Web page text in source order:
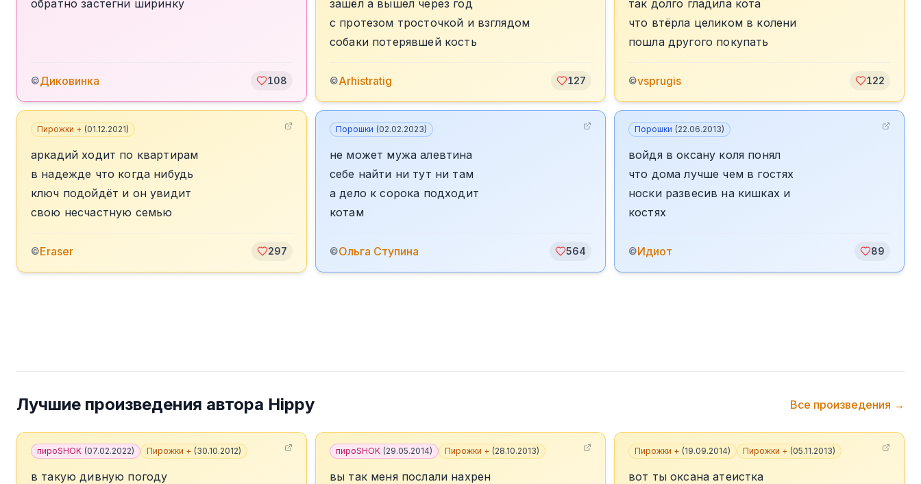
обратно застегни ширинку
©Диковинка 108
зашёл а вышел через год
с протезом тросточкой и взглядом
собаки потерявшей кость
©Arhistratig 127
так долго гладила кота
что втёрла целиком в колени
пошла другого покупать
©vsprugis 122
Пирожки + (01.12.2021)
аркадий ходит по квартирам
в надежде что когда нибудь
ключ подойдёт и он увидит
свою несчастную семью
©Eraser 297
Порошки (02.02.2023)
не может мужа алевтина
себе найти ни тут ни там
а дело к сорока подходит
котам
©Ольга Ступина 564
Порошки (22.06.2013)
войдя в оксану коля понял
что дома лучше чем в гостях
носки развесив на кишках и
костях
©Идиот 89
Лучшие произведения автора Hippy Все произведения →
пироSHOK (07.02.2022) Пирожки + (30.10.2012)
в такую дивную погоду
пироSHOK (29.05.2014) Пирожки + (28.10.2013)
вы так меня послали нахрен
Пирожки + (19.09.2014) Пирожки + (05.11.2013)
вот ты оксана атеистка